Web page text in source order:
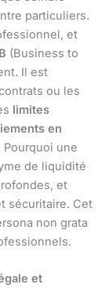
particuliers.
et
(Business to
Il est
ou les
limites
en
une
de liquidité
et
sécuritaire. Cet
non grata
et